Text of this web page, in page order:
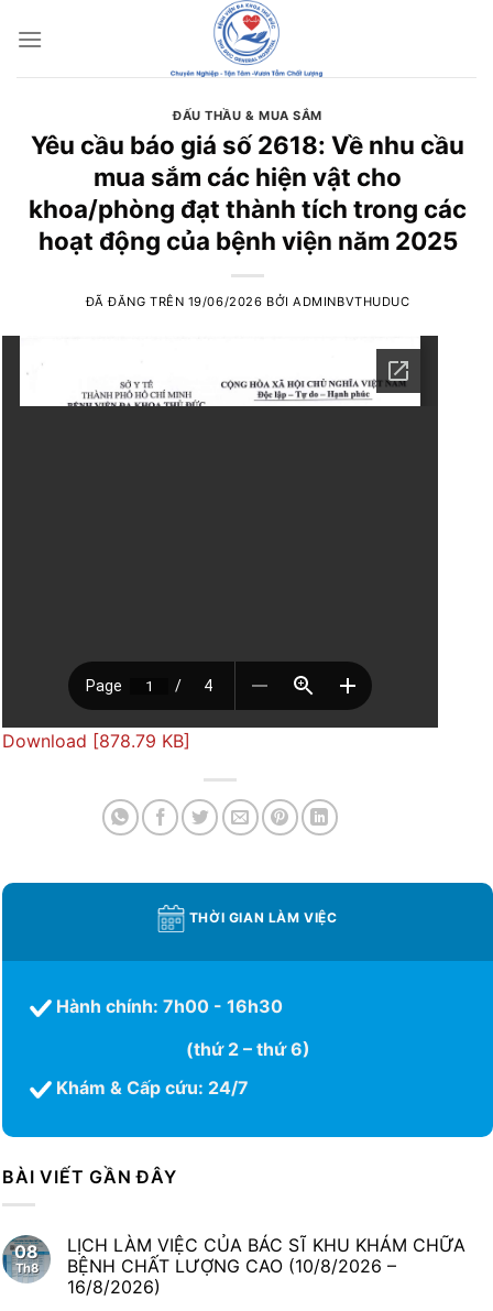
đến
ĐẤU THẦU & MUA SẮM
Yêu cầu báo giá số 2618: Về nhu cầu
mua sắm các hiện vật cho
khoa/phòng đạt thành tích trong các
hoạt động của bệnh viện năm 2025
ĐÃ ĐĂNG TRÊN 19/06/2026 BỞIADMINBVTHUDUC
Download [878.79 KB]
THỜI GIAN LÀM VIỆC
Hành chính: 7h00 - 16h30
(thứ 2 – thứ 6)
Khám & Cấp cứu: 24/7
BÀI VIẾT GẦN ĐÂY
08
Th8
LỊCH LÀM VIỆC CỦA BÁC SĨ KHU KHÁM CHỮA
BỆNH CHẤT LƯỢNG CAO (10/8/2026 –
16/8/2026)